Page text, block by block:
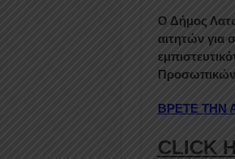
Ο Δήμος
αιτητών για
ΒΡΕΤΕ ΤΗΝ
CLICK